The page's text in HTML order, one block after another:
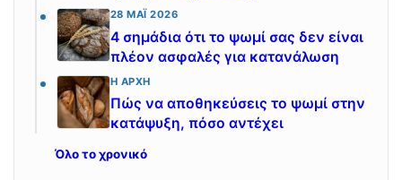
28 ΜΆΙ 2026
4 σημάδια ότι το ψωμί σας δεν είναι
πλέον ασφαλές για κατανάλωση
Η ΑΡΧΉ
Πώς να αποθηκεύσεις το ψωμί στην
κατάψυξη, πόσο αντέχει
Όλο το χρονικό